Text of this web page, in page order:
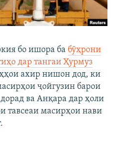
бо ишора ба бӯҳрони
дар тангаи Ҳурмуз
ахир нишон дод, ки
ҷойгузин барои
ва Анқара дар ҳоли
тавсеаи масирҳои нави